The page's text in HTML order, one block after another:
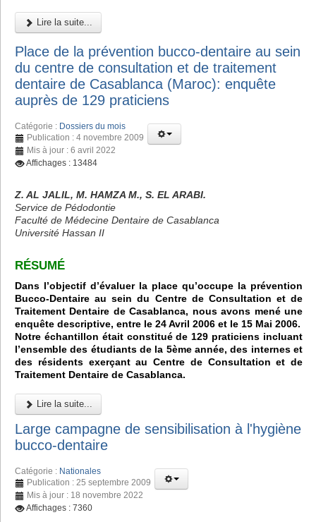
Lire la suite...
Place de la prévention bucco-dentaire au sein
du centre de consultation et de traitement
dentaire de Casablanca (Maroc): enquête
auprès de 129 praticiens
Catégorie : Dossiers du mois
Publication : 4 novembre 2009
Mis à jour : 6 avril 2022
Affichages : 13484
Z. AL JALIL, M. HAMZA M., S. EL ARABI.
Service de Pédodontie
Faculté de Médecine Dentaire de Casablanca
Université Hassan II
RÉSUMÉ
Dans l’objectif d’évaluer la place qu’occupe la prévention
Bucco-Dentaire au sein du Centre de Consultation et de
Traitement Dentaire de Casablanca, nous avons mené une
enquête descriptive, entre le 24 Avril 2006 et le 15 Mai 2006.
Notre échantillon était constitué de 129 praticiens incluant
l’ensemble des étudiants de la 5ème année, des internes et
des résidents exerçant au Centre de Consultation et de
Traitement Dentaire de Casablanca.
Lire la suite...
Large campagne de sensibilisation à l'hygiène
bucco-dentaire
Catégorie : Nationales
Publication : 25 septembre 2009
Mis à jour : 18 novembre 2022
Affichages : 7360